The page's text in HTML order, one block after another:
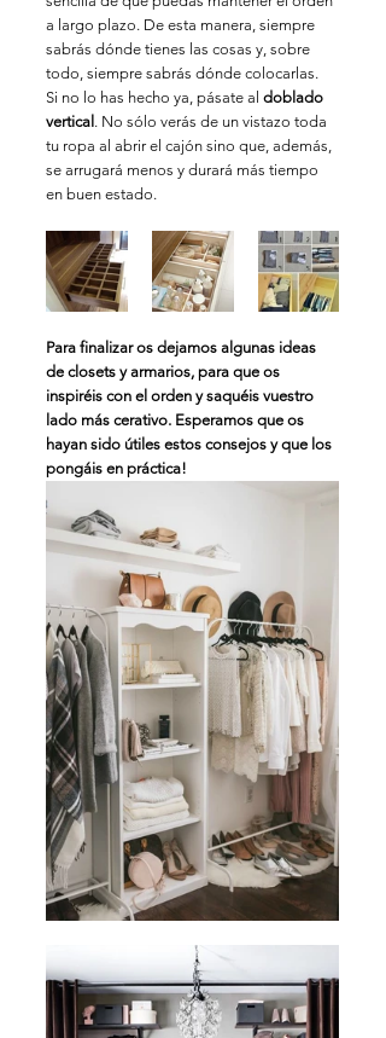
a largo plazo. De esta manera, siempre
sabrás dónde tienes las cosas y, sobre
todo, siempre sabrás dónde colocarlas.
Si no lo has hecho ya, pásate al doblado
vertical . No sólo verás de un vistazo toda
tu ropa al abrir el cajón sino que, además,
se arrugará menos y durará más tiempo
en buen estado.
Para finalizar os dejamos algunas ideas
de closets y armarios, para que os
inspiréis con el orden y saquéis vuestro
lado más cerativo. Esperamos que os
hayan sido útiles estos consejos y que los
pongáis en práctica!